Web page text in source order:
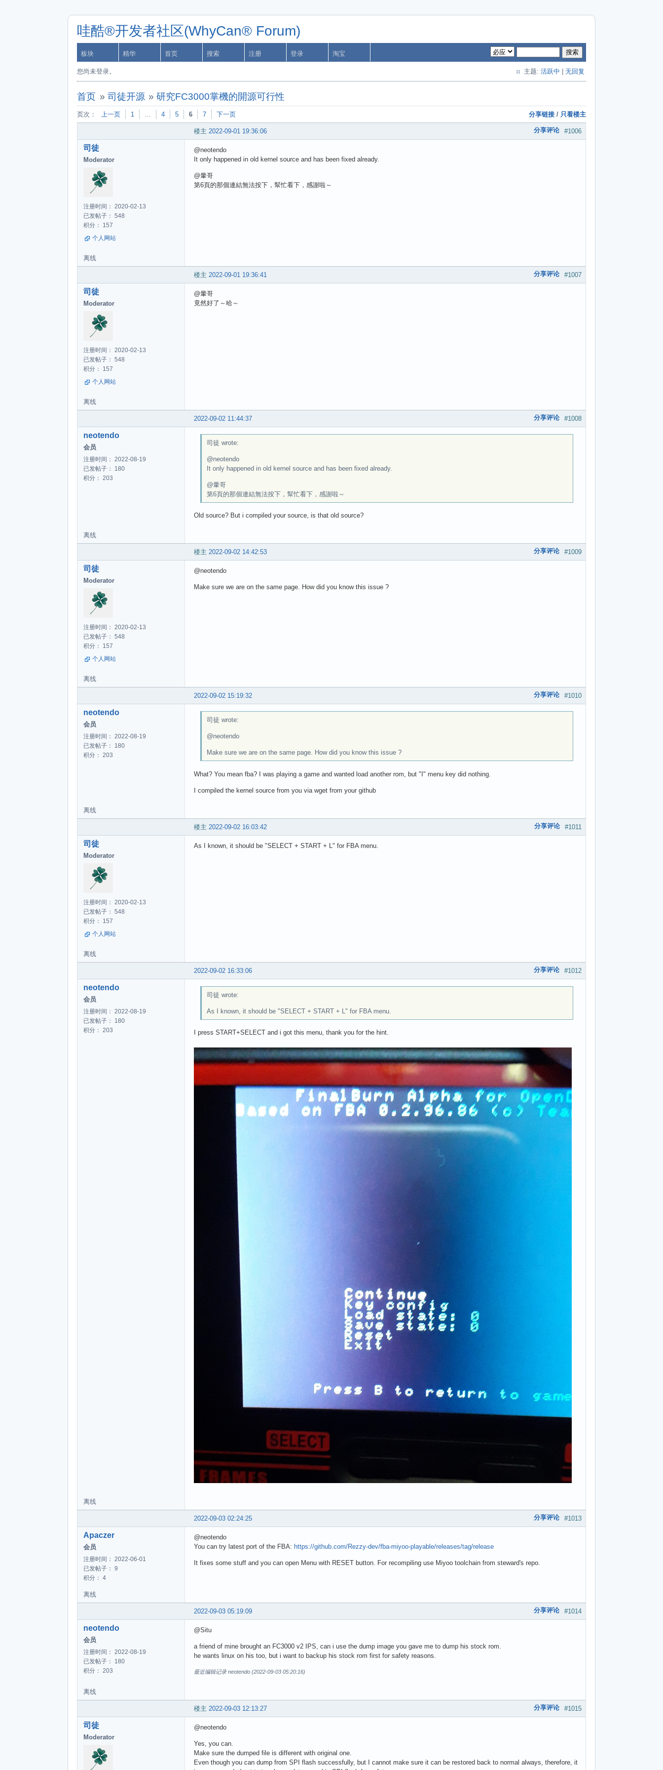
哇酷®开发者社区(WhyCan® Forum)
板块 精华 首页 搜索 注册 登录 淘宝 搜索
您尚未登录。 主题: 活跃中 无回复
首页 » 司徒开源 »研究FC3000掌機的開源可行性
页次： 上一页 1 … 4 5 6 7 下一页 分享链接 / 只看楼主
楼主 #1006
2022-09-01 19:36:06 分享评论
司徒
Moderator
注册时间： 2020-02-13
已发帖子： 548
积分： 157
个人网站
@neotendo
It only happened in old kernel source and has been fixed already.
@暈哥
第6頁的那個連結無法按下，幫忙看下，感謝啦～
离线
楼主 #1007
2022-09-01 19:36:41 分享评论
司徒
Moderator
注册时间： 2020-02-13
已发帖子： 548
积分： 157
个人网站
@暈哥
竟然好了～哈～
离线
#1008
2022-09-02 11:44:37 分享评论
neotendo
会员
注册时间： 2022-08-19
已发帖子： 180
积分： 203
司徒 wrote:
@neotendo
It only happened in old kernel source and has been fixed already.
@暈哥
第6頁的那個連結無法按下，幫忙看下，感謝啦～
Old source? But i compiled your source, is that old source?
离线
楼主 #1009
2022-09-02 14:42:53 分享评论
司徒
Moderator
注册时间： 2020-02-13
已发帖子： 548
积分： 157
个人网站
@neotendo
Make sure we are on the same page. How did you know this issue ?
离线
#1010
2022-09-02 15:19:32 分享评论
neotendo
会员
注册时间： 2022-08-19
已发帖子： 180
积分： 203
司徒 wrote:
@neotendo
Make sure we are on the same page. How did you know this issue ?
What? You mean fba? I was playing a game and wanted load another rom, but "I" menu key did nothing.
I compiled the kernel source from you via wget from your github
离线
楼主 #1011
2022-09-02 16:03:42 分享评论
司徒
Moderator
注册时间： 2020-02-13
已发帖子： 548
积分： 157
个人网站
As I known, it should be "SELECT + START + L" for FBA menu.
离线
#1012
2022-09-02 16:33:06 分享评论
neotendo
会员
注册时间： 2022-08-19
已发帖子： 180
积分： 203
司徒 wrote:
As I known, it should be "SELECT + START + L" for FBA menu.
I press START+SELECT and i got this menu, thank you for the hint.
离线
#1013
2022-09-03 02:24:25 分享评论
Apaczer
会员
注册时间： 2022-06-01
已发帖子： 9
积分： 4
@neotendo
You can try latest port of the FBA: https://github.com/Rezzy-dev/fba-miyoo-playable/releases/tag/release
It fixes some stuff and you can open Menu with RESET button. For recompiling use Miyoo toolchain from steward's repo.
离线
#1014
2022-09-03 05:19:09 分享评论
neotendo
会员
注册时间： 2022-08-19
已发帖子： 180
积分： 203
@Situ
a friend of mine brought an FC3000 v2 IPS, can i use the dump image you gave me to dump his stock rom.
he wants linux on his too, but i want to backup his stock rom first for safety reasons.
最近编辑记录 neotendo (2022-09-03 05:20:16)
离线
楼主 #1015
2022-09-03 12:13:27 分享评论
司徒
Moderator
@neotendo
Yes, you can.
Make sure the dumped file is different with original one.
Even though you can dump from SPI flash successfully, but I cannot make sure it can be restored back to normal always, therefore, it